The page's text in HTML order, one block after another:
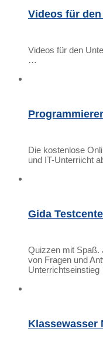
Videos für
Videos für den
…
Die kostenlose
und IT-Unterriicht
Gida
Quizzen mit Spaß.
von Fragen und
Klassewasser